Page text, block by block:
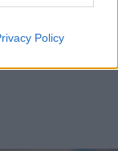
Policy
k druhej vlne